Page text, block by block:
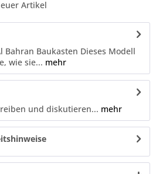
Artikel
Bahran Baukasten Dieses Modell
wie sie... mehr
und diskutieren... mehr